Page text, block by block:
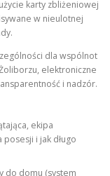
karty zbliżeniowej
w nieulotnej
dla wspólnot
elektroniczne
i nadzór.
ekipa
i jak długo
do domu (system